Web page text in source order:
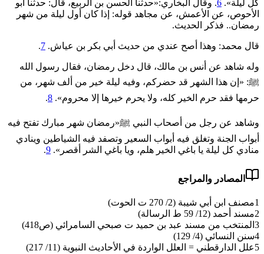
كل ليلة». 6. وقال البخاري:«حدثنا الحسن بن الربيع، قال: حدثنا أبو
الأحوص، عن الأعمش، عن مجاهد قوله: إذا ‌كان ‌أول ‌ليلة ‌من ‌شهر
‌رمضان.. فذكر الحديث.
قال محمد: وهذا أصح عندي من حديث أبي بكر بن عياش. 7
.
وله شاهد عن أنس بن مالك، قال دخل رمضان، فقال رسول الله
ﷺ: «إن هذا الشهر قد حضركم، وفيه ليلة خير من ألف شهر، من
حرمها فقد حرم الخير كله، ولا يحرم خيرها إلا محروم». 8
.
وشاهد عن رجل من أصحاب النبي ﷺ«رمضان شهر مبارك تفتح فيه
أبواب الجنة وتغلق فيه أبواب السعير وتصفد فيه الشياطين وينادي
منادي كل ليلة يا باغي الخير هلم، ويا باغي الشر أقصر». 9
.
المصادر والمراجع
1مصنف ابن أبي شيبة (2/ 270 ت الحوت)
2مسند أحمد (12/ 59 ط الرسالة)
3 المنتخب من مسند عبد بن حميد ت صبحي السامرائي (ص418)
4سنن النسائي (4/ 129)
5علل الدارقطني = العلل الواردة في الأحاديث النبوية (11/ 217)